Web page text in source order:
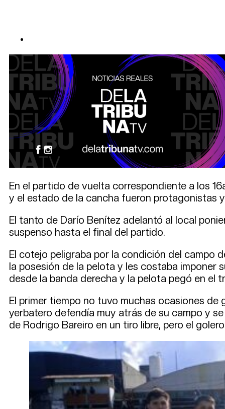
En el partido de vuelta correspondiente a los
y el estado de la cancha fueron protagonistas
El tanto de Darío Benítez adelantó al local
suspenso hasta el final del partido.
El cotejo peligraba por la condición del campo
la posesión de la pelota y les costaba imponer
desde la banda derecha y la pelota pegó en el
El primer tiempo no tuvo muchas ocasiones de
yerbatero defendía muy atrás de su campo y
de Rodrigo Bareiro en un tiro libre, pero el